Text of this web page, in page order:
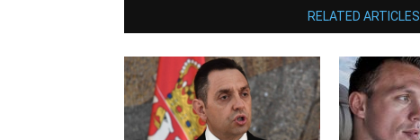
RELATED ARTICLES